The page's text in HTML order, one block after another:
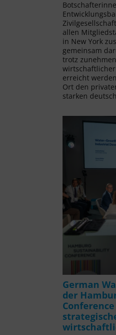
allen
in New York
gemeinsam
trotz
erreicht
Ort den
starken
German
der